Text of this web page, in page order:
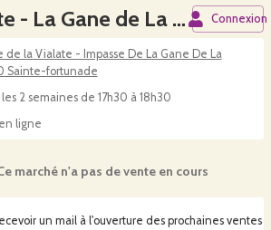
La Dépaysante - La Gane de La Vialatte (Ste Fort.) Connexion
de la Vialate - Impasse De La Gane De La
Sainte-fortunade
2 semaines de 17h30 à 18h30
ligne
un mail à l'ouverture des prochaines ventes
marché n'a pas de vente en cours